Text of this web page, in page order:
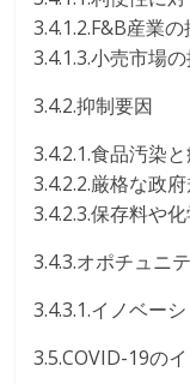
3.4.1.2.F&B産業の
3.4.1.3.小売市場
3.4.2.抑制要因
3.4.2.1.食品汚染
3.4.2.2.厳格な政
3.4.2.3.保存料や
3.4.3.オポチュニ
3.4.3.1.イノベー
3.5.COVID-19の